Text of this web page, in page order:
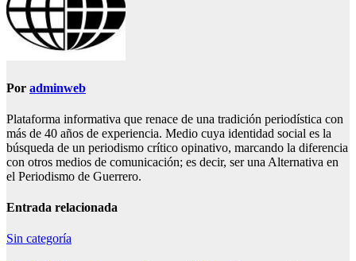
Por adminweb
Plataforma informativa que renace de una tradición periodística con
más de 40 años de experiencia. Medio cuya identidad social es la
búsqueda de un periodismo crítico opinativo, marcando la diferencia
con otros medios de comunicación; es decir, ser una Alternativa en
el Periodismo de Guerrero.
Entrada relacionada
Sin categoría